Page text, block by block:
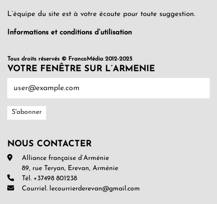
L’équipe du site est à votre écoute pour toute suggestion.
Informations et conditions d’utilisation
Tous droits réservés © FrancoMédia 2012-2025
VOTRE FENÊTRE SUR L’ARMENIE
NOUS CONTACTER
Alliance française d’Arménie
89, rue Teryan, Erevan, Arménie
Tél. +37498 801238
Courriel. lecourrierderevan@gmail.com